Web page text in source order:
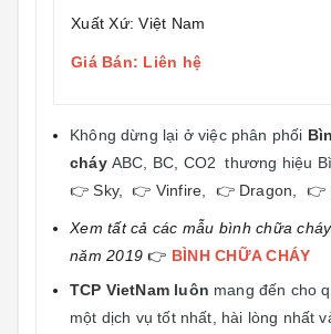
Xuất Xứ: Việt Nam
Giá Bán: Liên hệ
Không dừng lại ở việc phân phối
cháy ABC, BC, CO2 thương hiệu
👉Sky, 👉 Vinfire , 👉 Dragon , 👉
Xem tất cả các mẫu bình chữa
năm 2019 👉 BÌNH CHỮA CHÁY
TCP VietNamluôn mang đến cho
một dịch vụ tốt nhất, hài lòng nhất